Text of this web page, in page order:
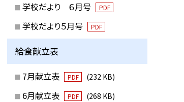
学校だより ６月号 PDF
学校だより５月号 PDF
給食献立表
7月献立表 PDF (232 KB)
6月献立表 PDF (268 KB)